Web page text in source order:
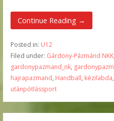
Continue Reading →
Posted in: U12
Filed under: Gárdony-Pázmánd NKK,
gardonypazmand_nk,
hajrapazmand, Handball, kézilabda,
utánpótlássport